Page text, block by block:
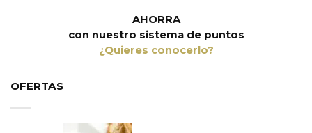
AHORRA
con nuestro sistema de puntos
¿Quieres conocerlo?
OFERTAS